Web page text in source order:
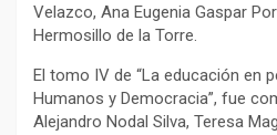
Velazco, Ana Eugenia Gaspar
Hermosillo de la Torre.
El tomo IV de “La educación en
Humanos y Democracia”, fue
Alejandro Nodal Silva, Teresa